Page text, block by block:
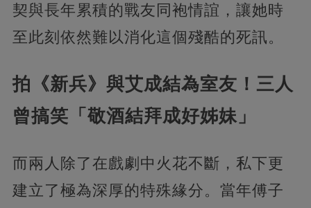
契與長年累積的戰友同袍情誼，讓她時
至此刻依然難以消化這個殘酷的死訊。
拍《新兵》與艾成結為室友！三人
曾搞笑「敬酒結拜成好姊妹」
而兩人除了在戲劇中火花不斷，私下更
建立了極為深厚的特殊緣分。當年傅子